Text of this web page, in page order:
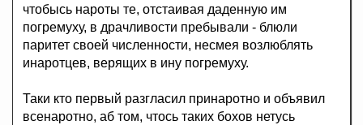
чтобысь нароты те, отстаивая даденную им
погремуху, в драчливости пребывали - блюли
паритет своей численности, несмея возлюблять
инаротцев, верящих в ину погремуху.
Таки кто первый разгласил принаротно и объявил
всенаротно, аб том, чтось таких бохов нетусь